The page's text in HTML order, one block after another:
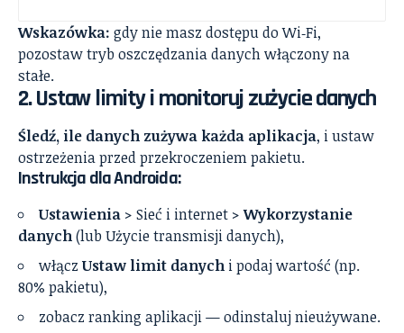
Wskazówka: gdy nie masz dostępu do Wi‑Fi,
pozostaw tryb oszczędzania danych włączony na
stałe.
2. Ustaw limity i monitoruj zużycie danych
Śledź, ile danych zużywa każda aplikacja, i ustaw
ostrzeżenia przed przekroczeniem pakietu.
Instrukcja dla Androida:
Ustawienia > Sieć i internet >Wykorzystanie
danych(lub Użycie transmisji danych),
włącz Ustaw limit danych i podaj wartość (np.
80% pakietu),
zobacz ranking aplikacji — odinstaluj nieużywane.